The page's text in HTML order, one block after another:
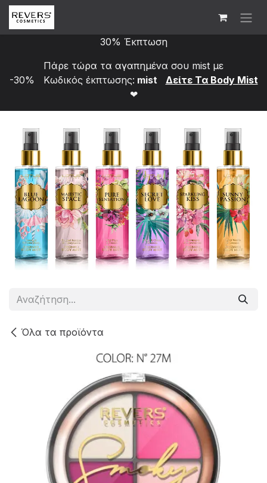
Skip to Content
30% Έκπτωση
Πάρε τώρα τα αγαπημένα σου mist με
-30% Κωδικός έκπτωσης: mist
Δείτε Τα Bod​y Mist
❤
Όλα τα προϊόντα